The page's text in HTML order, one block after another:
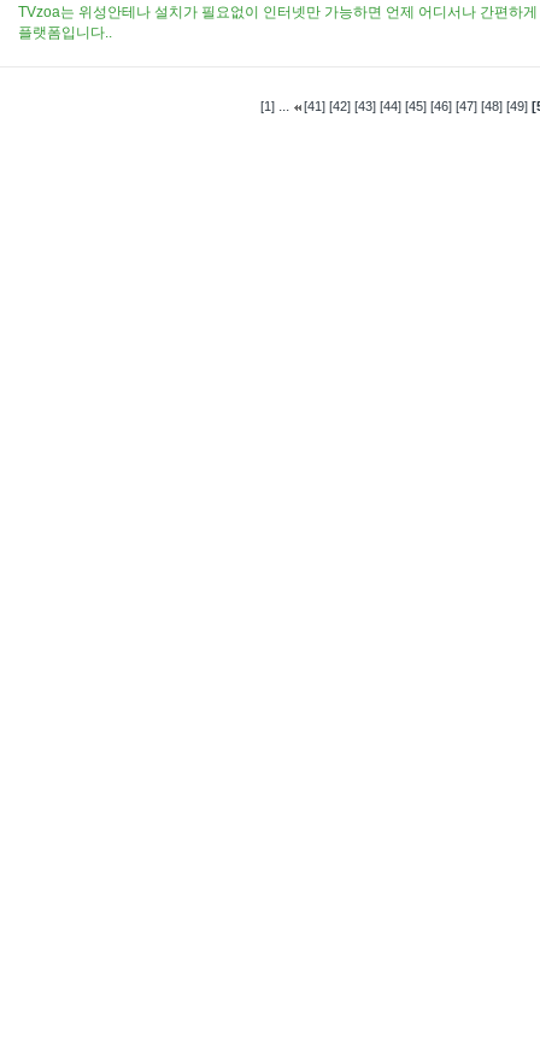
TVzoa는 위성안테나 설치가 필요없이 인터넷만 가능하면 언제 어디서나 간편하
플랫폼입니다..
[1] ... [41] [42] [43] [44] [45] [46] [47] [48] [49]